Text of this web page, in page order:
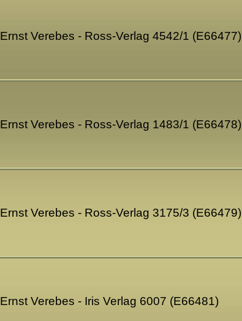
Ernst Verebes - Ross-Verlag 4542/1 (E66477)
Ernst Verebes - Ross-Verlag 1483/1 (E66478)
Ernst Verebes - Ross-Verlag 3175/3 (E66479)
Ernst Verebes - Iris Verlag 6007 (E66481)